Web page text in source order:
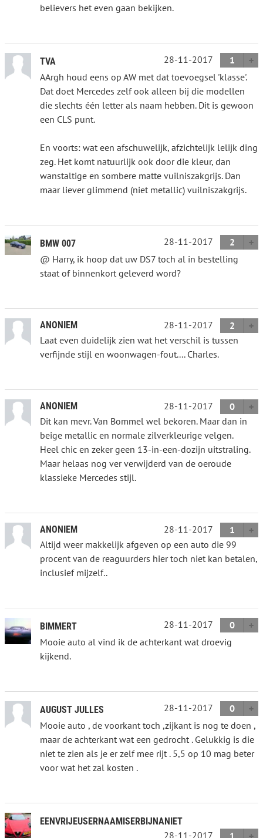
believers het even gaan bekijken.
TVA 28-11-2017
1
AArgh houd eens op AW met dat toevoegsel 'klasse'.
Dat doet Mercedes zelf ook alleen bij die modellen
die slechts één letter als naam hebben. Dit is gewoon
een CLS punt.
En voorts: wat een afschuwelijk, afzichtelijk lelijk ding
zeg. Het komt natuurlijk ook door die kleur, dan
wanstaltige en sombere matte vuilniszakgrijs. Dan
maar liever glimmend (niet metallic) vuilniszakgrijs.
BMW 007 28-11-2017
2
@ Harry, ik hoop dat uw DS7 toch al in bestelling
staat of binnenkort geleverd word?
ANONIEM 28-11-2017
2
Laat even duidelijk zien wat het verschil is tussen
verfijnde stijl en woonwagen-fout.... Charles.
ANONIEM 28-11-2017
0
Dit kan mevr. Van Bommel wel bekoren. Maar dan in
beige metallic en normale zilverkleurige velgen.
Heel chic en zeker geen 13-in-een-dozijn uitstraling.
Maar helaas nog ver verwijderd van de oeroude
klassieke Mercedes stijl.
ANONIEM 28-11-2017
1
Altijd weer makkelijk afgeven op een auto die 99
procent van de reaguurders hier toch niet kan betalen,
inclusief mijzelf..
BIMMERT 28-11-2017
0
Mooie auto al vind ik de achterkant wat droevig
kijkend.
AUGUST JULLES 28-11-2017
0
Mooie auto , de voorkant toch ,zijkant is nog te doen ,
maar de achterkant wat een gedrocht . Gelukkig is die
niet te zien als je er zelf mee rijt . 5,5 op 10 mag beter
voor wat het zal kosten .
EENVRIJEUSERNAAMISERBIJNANIET
28-11-2017
1